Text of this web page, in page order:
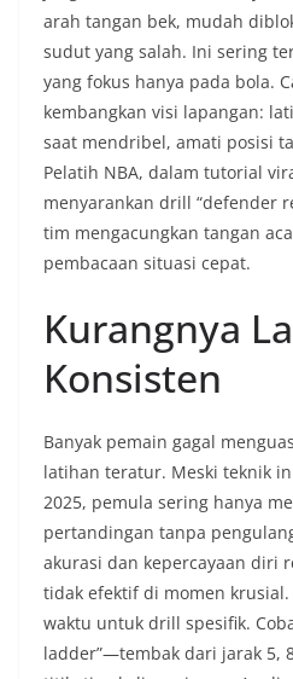
arah tangan bek, mudah
sudut yang salah. Ini sering
yang fokus hanya pada bola.
kembangkan visi lapangan:
saat mendribel, amati posisi
Pelatih NBA, dalam tutorial
menyarankan drill “defender
tim mengacungkan tangan
pembacaan situasi cepat.
Kurangnya
Konsisten
Banyak pemain gagal
latihan teratur. Meski teknik
2025, pemula sering hanya
pertandingan tanpa
akurasi dan kepercayaan diri
tidak efektif di momen krusial.
waktu untuk drill spesifik.
ladder”—tembak dari jarak 5,